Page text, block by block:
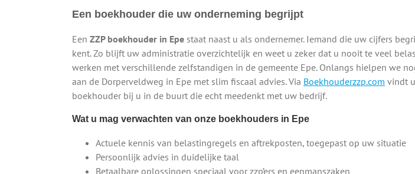
Een boekhouder die uw onderneming begrijpt
Een ZZP boekhouder in Epe staat naast u als ondernemer. Iemand die uw cijfers
kent. Zo blijft uw administratie overzichtelijk en weet u zeker dat u nooit te veel
werken met verschillende zelfstandigen in de gemeente Epe. Onlangs hielpen we
aan de Dorperveldweg in Epe met slim fiscaal advies. Via Boekhouderzzp.com vindt
boekhouder bij u in de buurt die echt meedenkt met uw bedrijf.
Wat u mag verwachten van onze boekhouders in Epe
Actuele kennis van belastingregels en aftrekposten, toegepast op uw situatie
Persoonlijk advies in duidelijke taal
Betaalbare oplossingen speciaal voor zzp’ers en eenmanszaken